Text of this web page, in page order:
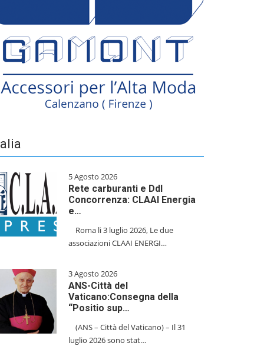
5 Agosto 2026
Rete carburanti e Ddl
Concorrenza: CLAAI Energia
e…
​Roma li 3 luglio 2026, Le due
associazioni CLAAI ENERGI…
3 Agosto 2026
ANS-Città del
Vaticano:Consegna della
“Positio sup…
(ANS – Città del Vaticano) – Il 31
luglio 2026 sono stat…